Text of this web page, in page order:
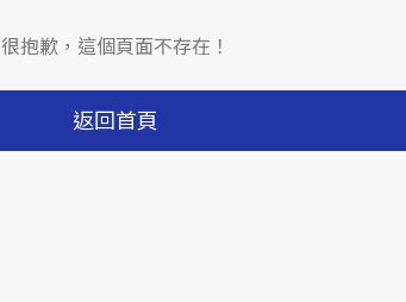
很抱歉，這個頁面不存在！
返回首頁